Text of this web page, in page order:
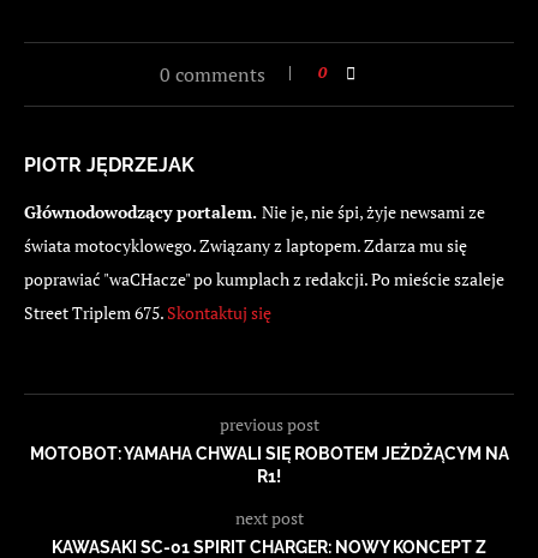
0 comments 0
PIOTR JĘDRZEJAK
Głównodowodzący portalem. Nie je, nie śpi, żyje newsami ze
świata motocyklowego. Związany z laptopem. Zdarza mu się
poprawiać "waCHacze" po kumplach z redakcji. Po mieście szaleje
Street Triplem 675. Skontaktuj się
previous post
MOTOBOT: YAMAHA CHWALI SIĘ ROBOTEM JEŻDŻĄCYM NA
R1!
next post
KAWASAKI SC-01 SPIRIT CHARGER: NOWY KONCEPT Z